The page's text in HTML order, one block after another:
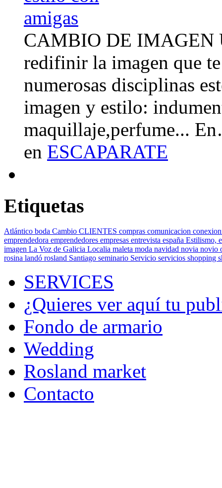
CAMBIO DE IMAGEN
redifinir la imagen que
numerosas disciplinas
imagen y estilo:
maquillaje,perfume...
en ESCAPARATE
Etiquetas
Atlántico boda Cambio CLIENTES compras comunicacion
emprendedora emprendedores empresas entrevista españa Estilismo,
imagen La Voz de Galicia Localia maleta moda navidad novia novio
rosina landó rosland Santiago seminario Servicio servicios shopping
SERVICES
¿Quieres ver aquí tu
Fondo de armario
Wedding
Rosland market
Contacto